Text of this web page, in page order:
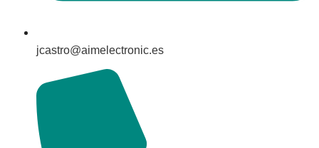
jcastro@aimelectronic.es